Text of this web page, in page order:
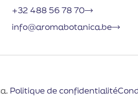
+32 488 56 78 70
info@aromabotanica.be
Politique de confidentialité